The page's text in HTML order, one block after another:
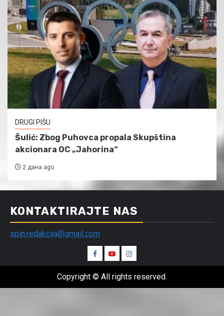
DRUGI PIŠU
Šulić: Zbog Puhovca propala Skupština
akcionara OC „Jahorina“
2 дана ago
KONTAKTIRAJTE NAS
spin.redakcija@gmail.com
Spin
Facebook
Spin
Youtube
Spin
Instagram
Copyright © All rights reserved.